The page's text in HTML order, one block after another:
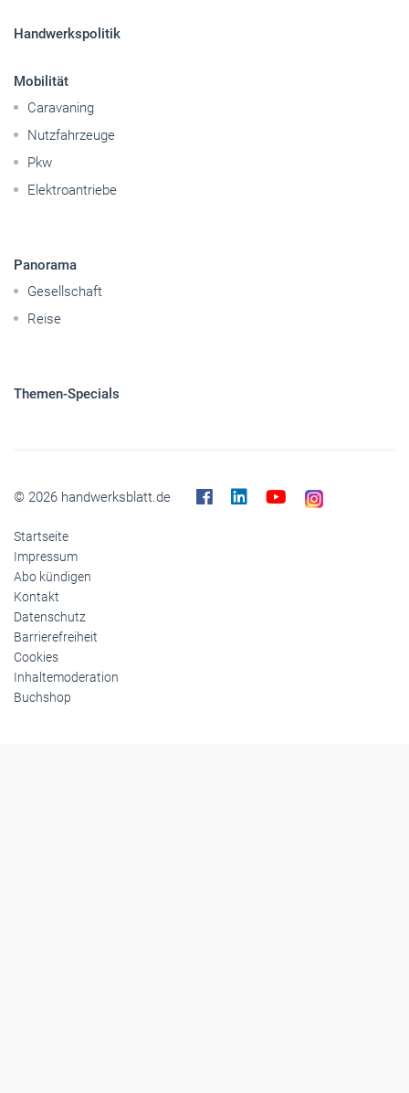
Handwerkspolitik
Mobilität
Caravaning
Nutzfahrzeuge
Pkw
Elektroantriebe
Panorama
Gesellschaft
Reise
Themen-Specials
© 2026 handwerksblatt.de
Startseite
Impressum
Abo kündigen
Kontakt
Datenschutz
Barrierefreiheit
Cookies
Inhaltemoderation
Buchshop